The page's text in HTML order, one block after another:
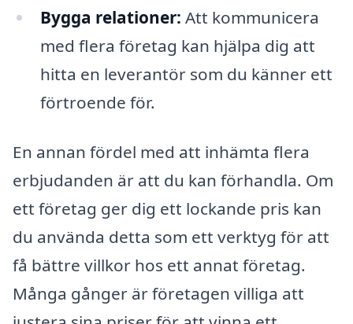
Bygga relationer: Att kommunicera
med flera företag kan hjälpa dig att
hitta en leverantör som du känner ett
förtroende för.
En annan fördel med att inhämta flera
erbjudanden är att du kan förhandla. Om
ett företag ger dig ett lockande pris kan
du använda detta som ett verktyg för att
få bättre villkor hos ett annat företag.
Många gånger är företagen villiga att